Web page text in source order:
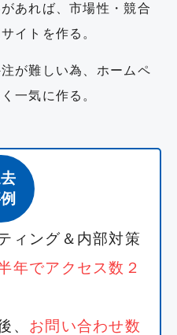
あれば、市場性・競合
イトを作る。
が難しい為、ホームペ
一気に作る。
ィング＆内部対策
年でアクセス数２
、 お問い合わせ数